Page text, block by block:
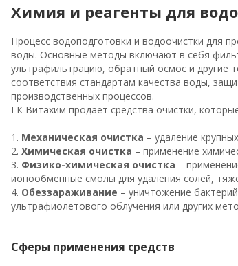
Химия и реагенты для
Процесс водоподготовки и водоочистки для
воды. Основные методы включают в себя
ультрафильтрацию, обратный осмос и другие
соответствия стандартам качества воды,
производственных процессов.
ГК Витахим продает средства очистки,
1. Механическая очистка – удаление
2.Химическая очистка – применение
3. Физико-химическая очистка –
ионообменные смолы для удаления солей,
4. Обеззараживание – уничтожение
ультрафиолетового облучения или других
Сферы применения средств